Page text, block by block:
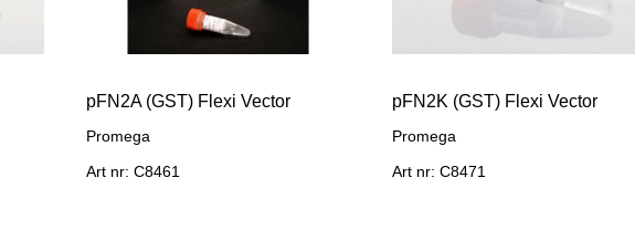
pFN2A (GST) Flexi Vector
Promega
Art nr: C8461
pFN2K (GST) Flexi Vector
Promega
Art nr: C8471